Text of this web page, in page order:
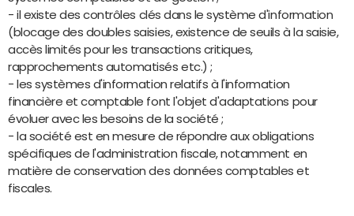
- il existe des contrôles clés dans le système d'information
(blocage des doubles saisies, existence de seuils à la saisie,
accès limités pour les transactions critiques,
rapprochements automatisés etc.) ;
- les systèmes d'information relatifs à l'information
financière et comptable font l'objet d'adaptations pour
évoluer avec les besoins de la société ;
- la société est en mesure de répondre aux obligations
spécifiques de l'administration fiscale, notamment en
matière de conservation des données comptables et
fiscales.